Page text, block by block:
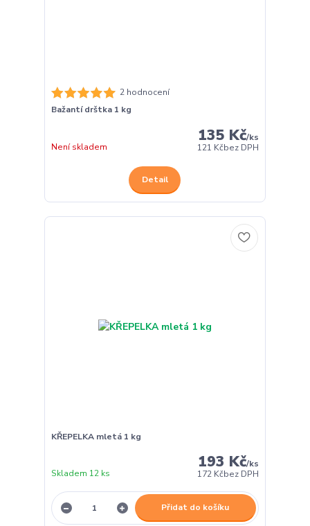
2 hodnocení
Bažantí drštka 1 kg
135 Kč/ks
121 Kčbez DPH
Není skladem
Detail
KŘEPELKA mletá 1 kg
193 Kč/ks
172 Kčbez DPH
Skladem 12 ks
Přidat do košíku